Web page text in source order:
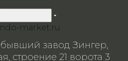
market.ru
завод Зингер,
строение 21 ворота 3